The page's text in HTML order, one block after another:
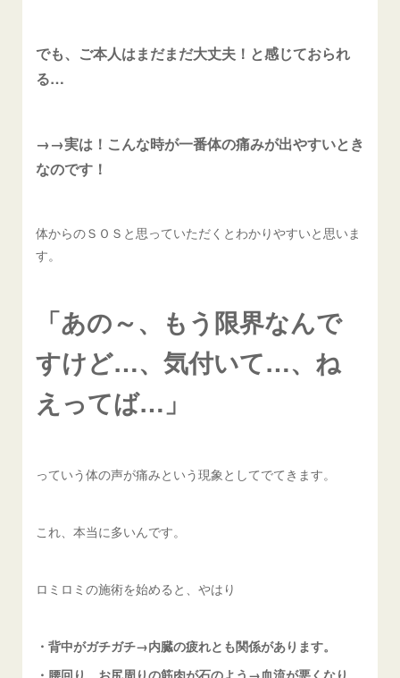
でも、ご本人はまだまだ大丈夫！と感じておられ
る…
→→実は！こんな時が一番体の痛みが出やすいとき
なのです！
体からのＳＯＳと思っていただくとわかりやすいと思いま
す。
「あの～、もう限界なんで
すけど…、気付いて…、ね
えってば…」
っていう体の声が痛みという現象としてでてきます。
これ、本当に多いんです。
ロミロミの施術を始めると、やはり
・背中がガチガチ→内臓の疲れとも関係があります。
・腰回り、お尻周りの筋肉が石のよう→血流が悪くなり、